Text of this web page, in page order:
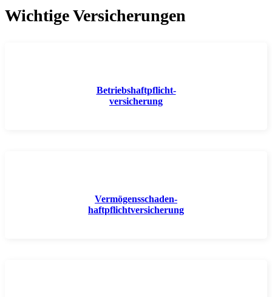
Wichtige Versicherungen
Betriebshaftpflicht-
versicherung
Vermögensschaden-
haftpflichtversicherung